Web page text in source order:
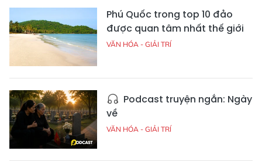
Phú Quốc trong top 10 đảo
được quan tâm nhất thế giới
VĂN HÓA - GIẢI TRÍ
Podcast truyện ngắn: Ngày
về
VĂN HÓA - GIẢI TRÍ